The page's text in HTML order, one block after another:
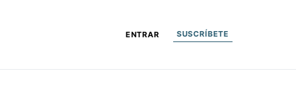
ENTRAR SUSCRÍBETE